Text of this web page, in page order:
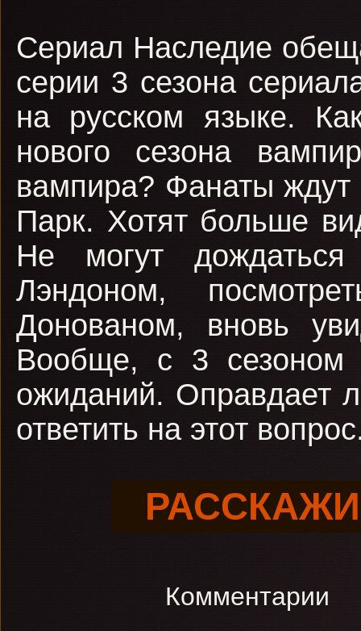
Сериал Наследие
серии 3 сезона
на русском языке.
нового сезона
вампира? Фанаты
Парк. Хотят больше
Не могут
Лэндоном,
Донованом, вновь
Вообще, с 3 сезоном
ожиданий. Оправдает
ответить на этот
Комментарии